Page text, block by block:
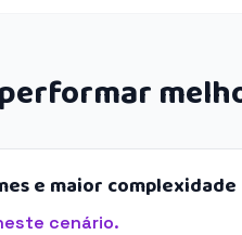
e maior complexidade
cenário.